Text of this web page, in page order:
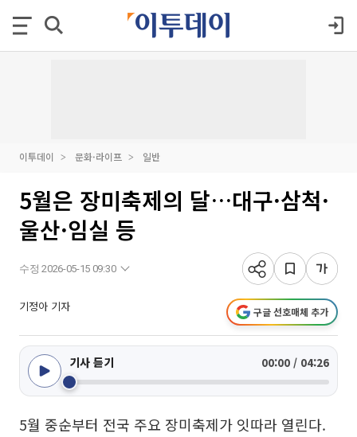
이투데이 문화·라이프 일반
5월은 장미축제의 달…대구·삼척·
울산·임실 등
수정 2026-05-15 09:30
기정아 기자 구글 선호매체 추가
기사 듣기 00:00 / 04:26
5월 중순부터 전국 주요 장미축제가 잇따라 열린다.